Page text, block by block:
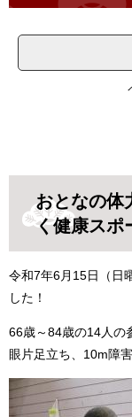
おとなの体
く健康スポ
令和7年6月15日（日
した！
66歳～84歳の14人の
眼片足立ち、10m障